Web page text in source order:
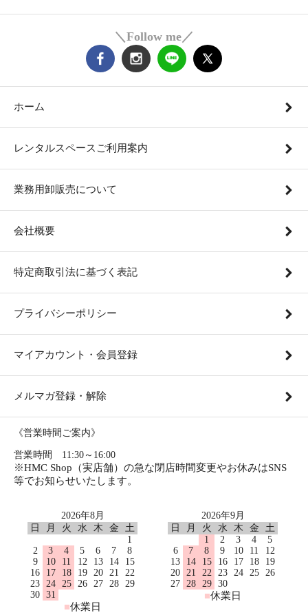
＼Follow me／
ホーム
レンタルスペースご利用案内
業務用卸販売について
会社概要
特定商取引法に基づく表記
プライバシーポリシー
マイアカウント・会員登録
メルマガ登録・解除
《営業時間ご案内》
営業時間 11:30～16:00
※HMC Shop（実店舗）の急な閉店時間変更やお休みはSNS
等でお知らせいたします。
2026年8月
日
月 火 水 木 金
土
1
2
3 4 5 6 7
8
9
10 11 12 13 14
15
16
17 18 19 20 21
22
23 24 25 26 27 28
29
30 31
■休業日
2026年9月
日
月 火 水 木 金
土
1
2 3 4
5
6
7 8 9 10 11
12
13
14 15 16 17 18
19
20 21 22 23 24 25
26
27 28 29 30
■休業日